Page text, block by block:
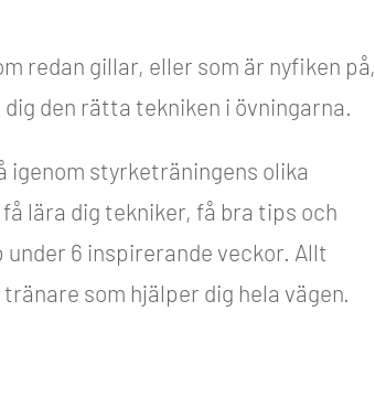
redan gillar, eller som är nyfiken på,
den rätta tekniken i övningarna.
igenom styrketräningens olika
lära dig tekniker, få bra tips och
6 inspirerande veckor. Allt
som hjälper dig hela vägen.